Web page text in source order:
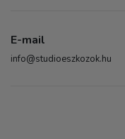
E-mail
info@studioeszkozok.hu